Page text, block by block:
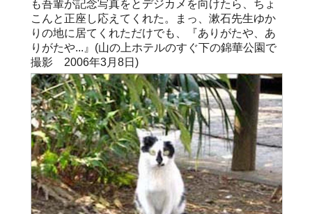
も吾輩が記念写真をとデジカメを向けたら、ちょ
こんと正座し応えてくれた。まっ、漱石先生ゆか
りの地に居てくれただけでも、『ありがたや、あ
りがたや...』(山の上ホテルのすぐ下の錦華公園で
撮影 2006年3月8日)